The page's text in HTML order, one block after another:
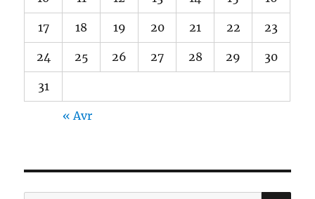
17 18 19 20 21 22 23
24 25 26 27 28 29 30
31
« Avr